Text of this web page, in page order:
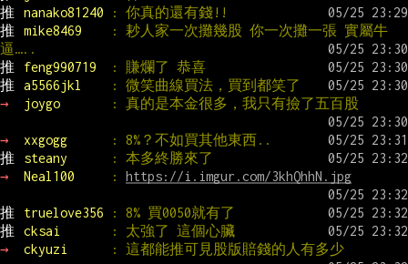
推
nanako81240
: 你真的還有錢!!
推
mike8469
: 耖人家一次攤幾股 你一次攤一張 實屬牛
逼…..
推
feng990719
: 賺爛了 恭喜
推
a5566jkl
: 微笑曲線買法，買到都笑了
→
joygo : 真的是本金很多，我只有撿了五百股
→ xxgogg
: 8%？不如買其他東西..
推
steany
: 本多終勝來了
→
Neal100 : https://i.imgur.com/3khQhhN.jpg
推 truelove356
: 8% 買0050就有了
推
cksai
: 太強了 這個心臟
→
ckyuzi : 這都能推可見股版賠錢的人有多少